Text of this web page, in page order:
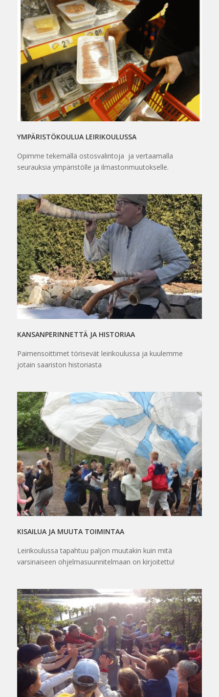
YMPÄRISTÖKOULUA LEIRIKOULUSSA
Opimme tekemällä ostosvalintoja ja vertaamalla
seurauksia ympäristölle ja ilmastonmuutokselle.
KANSANPERINNETTÄ JA HISTORIAA
Paimensoittimet törisevät leirikoulussa ja kuulemme
jotain saariston historiasta
KISAILUA JA MUUTA TOIMINTAA
Leirikoulussa tapahtuu paljon muutakin kuin mitä
varsinaiseen ohjelmasuunnitelmaan on kirjoitettu!